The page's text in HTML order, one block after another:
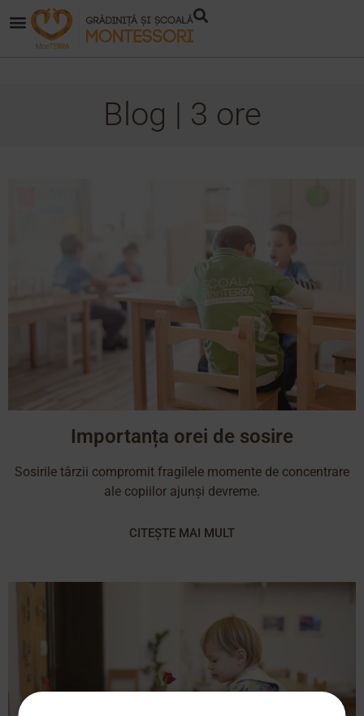
Blog | 3 ore
Importanța orei de sosire
Sosirile târzii compromit fragilele momente de concentrare
ale copiilor ajunși devreme.
CITEȘTE MAI MULT